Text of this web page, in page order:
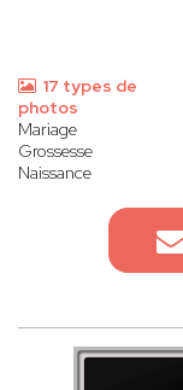
17 types de
photos
Mariage
Grossesse
Naissance